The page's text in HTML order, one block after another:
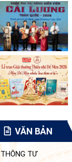
VĂN BẢN
THÔNG TƯ